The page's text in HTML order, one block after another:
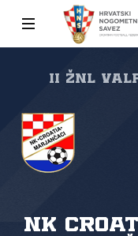
II ŽNL
NK